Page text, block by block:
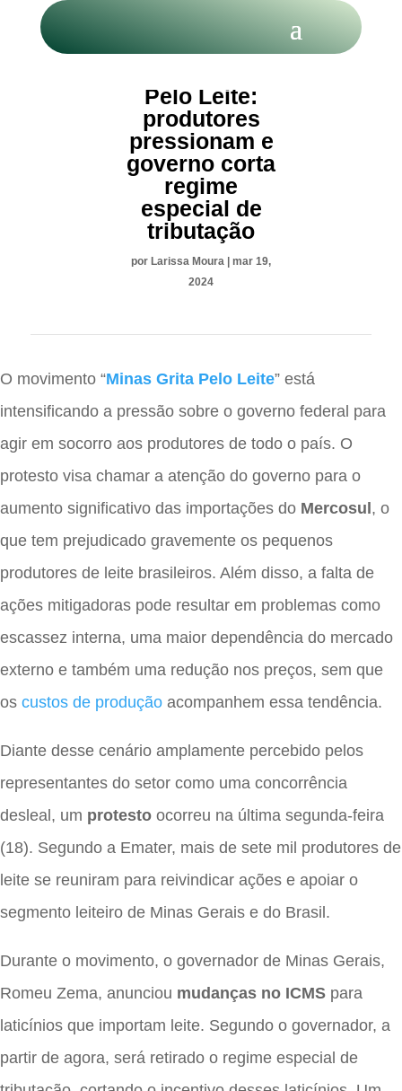
Pelo Leite:
produtores
pressionam e
governo corta
regime
especial de
tributação
por Larissa Moura | mar 19,
2024
O movimento “Minas Grita Pelo Leite” está
intensificando a pressão sobre o governo federal para
agir em socorro aos produtores de todo o país. O
protesto visa chamar a atenção do governo para o
aumento significativo das importações do Mercosul, o
que tem prejudicado gravemente os pequenos
produtores de leite brasileiros. Além disso, a falta de
ações mitigadoras pode resultar em problemas como
escassez interna, uma maior dependência do mercado
externo e também uma redução nos preços, sem que
os custos de produção acompanhem essa tendência.
Diante desse cenário amplamente percebido pelos
representantes do setor como uma concorrência
desleal, um protesto ocorreu na última segunda-feira
(18). Segundo a Emater, mais de sete mil produtores de
leite se reuniram para reivindicar ações e apoiar o
segmento leiteiro de Minas Gerais e do Brasil.
Durante o movimento, o governador de Minas Gerais,
Romeu Zema, anunciou mudanças no ICMS para
laticínios que importam leite. Segundo o governador, a
partir de agora, será retirado o regime especial de